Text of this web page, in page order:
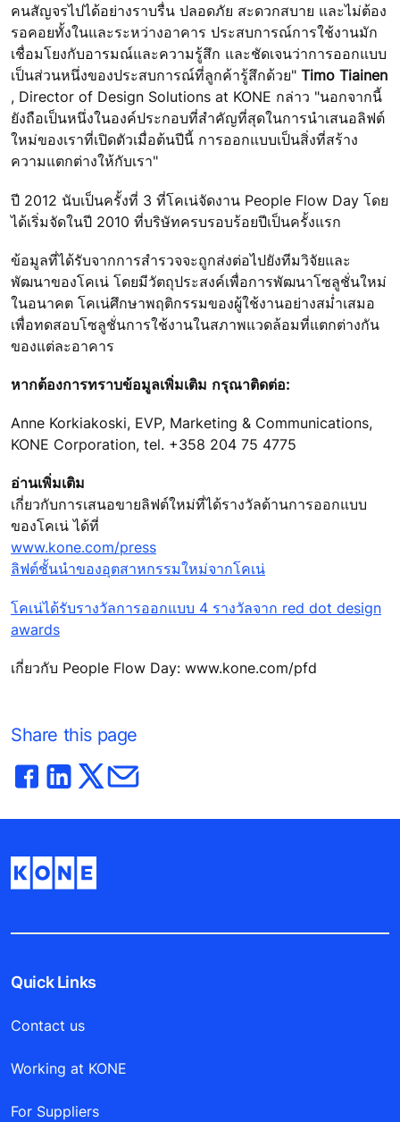
คนสัญจรไปได้อย่างราบรื่น ปลอดภัย สะดวกสบาย และไม่ต้อง
รอคอยทั้งในและระหว่างอาคาร ประสบการณ์การใช้งานมัก
เชื่อมโยงกับอารมณ์และความรู้สึก และชัดเจนว่าการออกแบบ
เป็นส่วนหนึ่งของประสบการณ์ที่ลูกค้ารู้สึกด้วย" Timo Tiainen
, Director of Design Solutions at KONE กล่าว "นอกจากนี้
ยังถือเป็นหนึ่งในองค์ประกอบที่สำคัญที่สุดในการนำเสนอลิฟต์
ใหม่ของเราที่เปิดตัวเมื่อต้นปีนี้ การออกแบบเป็นสิ่งที่สร้าง
ความแตกต่างให้กับเรา"
ปี 2012 นับเป็นครั้งที่ 3 ที่โคเน่จัดงาน People Flow Day โดย
ได้เริ่มจัดในปี 2010 ที่บริษัทครบรอบร้อยปีเป็นครั้งแรก
ข้อมูลที่ได้รับจากการสำรวจจะถูกส่งต่อไปยังทีมวิจัยและ
พัฒนาของโคเน่ โดยมีวัตถุประสงค์เพื่อการพัฒนาโซลูชั่นใหม่
ในอนาคต โคเน่ศึกษาพฤติกรรมของผู้ใช้งานอย่างสม่ำเสมอ
เพื่อทดสอบโซลูชั่นการใช้งานในสภาพแวดล้อมที่แตกต่างกัน
ของแต่ละอาคาร
หากต้องการทราบข้อมูลเพิ่มเติม กรุณาติดต่อ:
Anne Korkiakoski, EVP, Marketing & Communications,
KONE Corporation, tel. +358 204 75 4775
อ่านเพิ่มเติม
เกี่ยวกับการเสนอขายลิฟต์ใหม่ที่ได้รางวัลด้านการออกแบบ
ของโคเน่ ได้ที่
www.kone.com/press
ลิฟต์ชั้นนำของอุตสาหกรรมใหม่จากโคเน่
โคเน่ได้รับรางวัลการออกแบบ 4 รางวัลจาก red dot design
awards
เกี่ยวกับ People Flow Day: www.kone.com/pfd
Share this page
Quick Links
Contact us
Working at KONE
For Suppliers